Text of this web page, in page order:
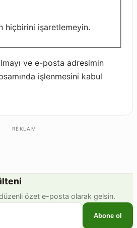
hiçbirini işaretlemeyin.
ve e-posta adresimin
işlenmesini kabul
REKLAM
düzenli özet e-posta olarak gelsin.
Abone ol